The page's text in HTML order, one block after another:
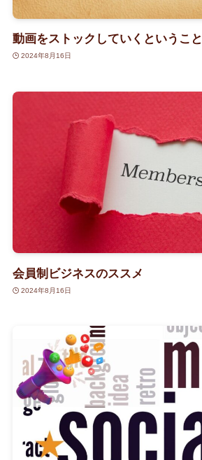
動画をストックしていくということ
2024年8月16日
会員制ビジネスのススメ
2024年8月16日